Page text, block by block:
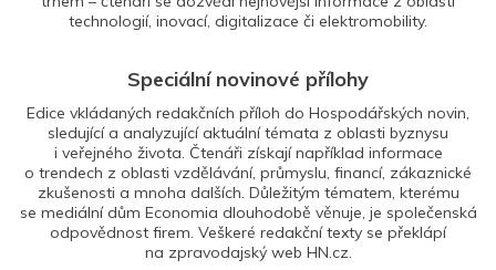
technologií, inovací, digitalizace či elektromobility.
Speciální novinové přílohy
Edice vkládaných redakčních příloh do Hospodářských novin,
sledující a analyzující aktuální témata z oblasti byznysu
i veřejného života. Čtenáři získají například informace
o trendech z oblasti vzdělávání, průmyslu, financí, zákaznické
zkušenosti a mnoha dalších. Důležitým tématem, kterému
se mediální dům Economia dlouhodobě věnuje, je společenská
odpovědnost firem. Veškeré redakční texty se překlápí
na zpravodajský web HN.cz.